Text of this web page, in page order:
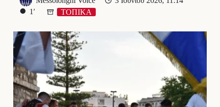
1′
ΤΟΠΙΚΑ